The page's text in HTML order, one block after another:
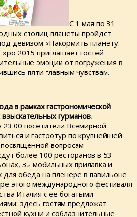
С 1 мая по 31
столиц планеты пройдет
девизом «Накормить планету.
2015 приглашает гостей
эмоции от погружения в
пяти главным чувствам.
в рамках гастрономической
гурманов.
посетители Всемирной
и гастротур по крупнейшей
вопросам
более 100 ресторанов в 53
32 мобильных прилавка и
для обеда на пленере в павильоне
этого международного фестиваля
Италия с ее богатыми
здесь гостям предложат
кухни и соблазнительные